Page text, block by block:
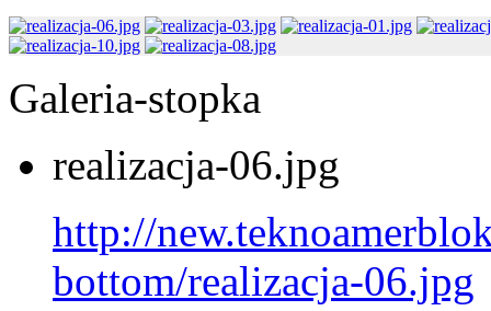
Galeria-stopka
realizacja-06.jpg
http://
bottom/realizacja-06.jpg